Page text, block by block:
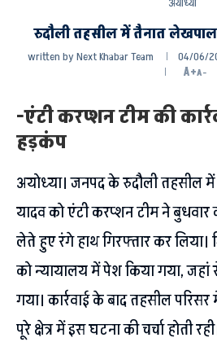
रुदौली तहसील में तैनात लेखपाल
written byNext Khabar Team 04/06/
A+A-
-एंटी करप्शन टीम की
हड़कंप
अयोध्या। जनपद के रुदौली तहसील
यादव को एंटी करप्शन टीम ने बुधवार
लेते हुए रंगे हाथ गिरफ्तार कर लिया।
को न्यायालय में पेश किया गया,
गया। कार्रवाई के बाद तहसील
पूरे क्षेत्र में इस घटना की चर्चा होती